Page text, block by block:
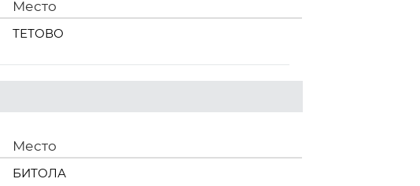
Место
ТЕТОВО
Место
БИТОЛА